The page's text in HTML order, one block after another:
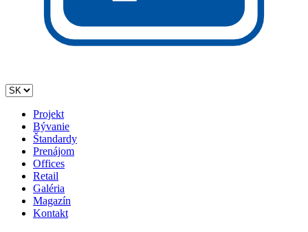
Projekt
Bývanie
Štandardy
Prenájom
Offices
Retail
Galéria
Magazín
Kontakt